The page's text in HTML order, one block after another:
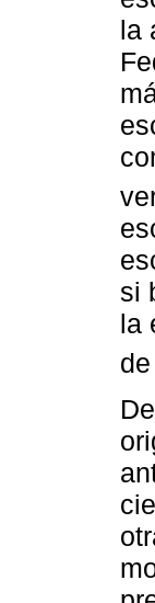
la
si
la